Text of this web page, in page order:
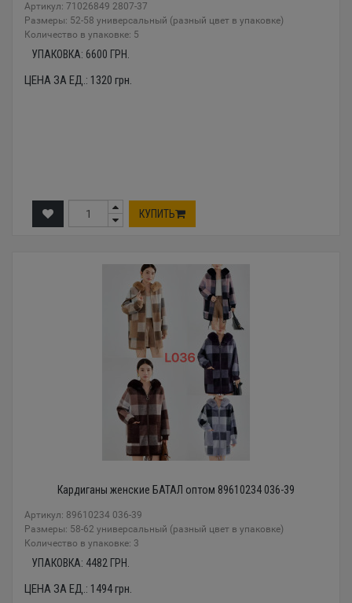
Артикул: 71026849 2807-37
Размеры: 52-58 универсальный (разный цвет в упаковке)
Количество в упаковке: 5
УПАКОВКА: 6600 ГРН.
ЦЕНА ЗА ЕД.: 1320 грн.
КУПИТЬ
Кардиганы женские БАТАЛ оптом 89610234 036-39
Артикул: 89610234 036-39
Размеры: 58-62 универсальный (разный цвет в упаковке)
Количество в упаковке: 3
УПАКОВКА: 4482 ГРН.
ЦЕНА ЗА ЕД.: 1494грн.